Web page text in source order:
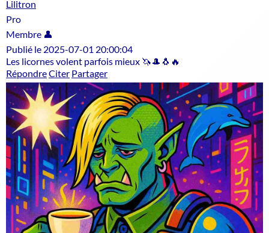
Lilitron
Pro
Membre 👤
Publié le 2025-07-01 20:00:04
Les licornes volent parfois mieux 🦄🎩🐧🔥
RépondreCiter Partager